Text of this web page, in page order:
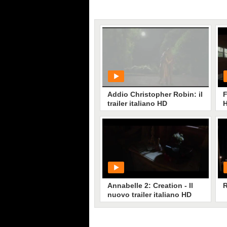
Addio Christopher Robin: il
trailer italiano HD
619 CineMust
Annabelle 2: Creation - Il
nuovo trailer italiano HD